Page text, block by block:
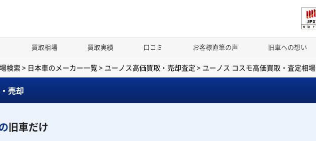
買取相場 買取実績 口コミ お客様直筆の声 旧車への想い
検索> 日本車のメーカー一覧> ユーノス高価買取・売却査定 > ユーノス コスモ高価買取・査定相場
売却
旧車だけ